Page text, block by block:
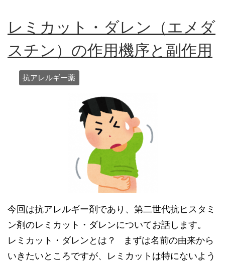
レミカット・ダレン（エメダ
スチン）の作用機序と副作用
抗アレルギー薬
今回は抗アレルギー剤であり、第二世代抗ヒスタミ
ン剤のレミカット・ダレンについてお話します。
レミカット・ダレンとは？ まずは名前の由来から
いきたいところですが、レミカットは特にないよう